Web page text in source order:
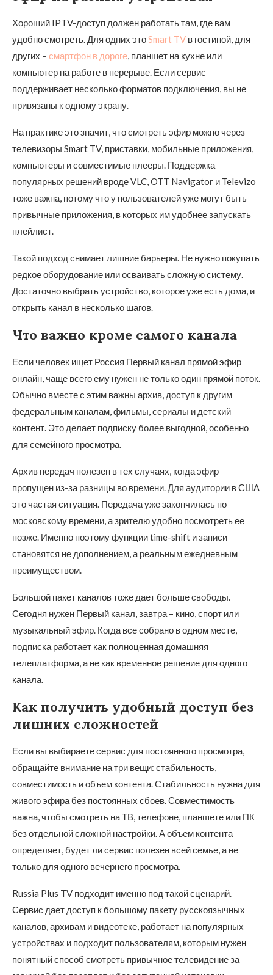
Хороший IPTV-доступ должен работать там, где вам
удобно смотреть. Для одних этоSmart TV в гостиной, для
других – смартфон в дороге, планшет на кухне или
компьютер на работе в перерыве. Если сервис
поддерживает несколько форматов подключения, вы не
привязаны к одному экрану.
На практике это значит, что смотреть эфир можно через
телевизоры Smart TV, приставки, мобильные приложения,
компьютеры и совместимые плееры. Поддержка
популярных решений вроде VLC, OTT Navigator и Televizo
тоже важна, потому что у пользователей уже могут быть
привычные приложения, в которых им удобнее запускать
плейлист.
Такой подход снимает лишние барьеры. Не нужно покупать
редкое оборудование или осваивать сложную систему.
Достаточно выбрать устройство, которое уже есть дома, и
открыть канал в несколько шагов.
Что важно кроме самого канала
Если человек ищет Россия Первый канал прямой эфир
онлайн, чаще всего ему нужен не только один прямой поток.
Обычно вместе с этим важны архив, доступ к другим
федеральным каналам, фильмы, сериалы и детский
контент. Это делает подписку более выгодной, особенно
для семейного просмотра.
Архив передач полезен в тех случаях, когда эфир
пропущен из-за разницы во времени. Для аудитории в США
это частая ситуация. Передача уже закончилась по
московскому времени, а зрителю удобно посмотреть ее
позже. Именно поэтому функции time-shift и записи
становятся не дополнением, а реальным ежедневным
преимуществом.
Большой пакет каналов тоже дает больше свободы.
Сегодня нужен Первый канал, завтра – кино, спорт или
музыкальный эфир. Когда все собрано в одном месте,
подписка работает как полноценная домашняя
телеплатформа, а не как временное решение для одного
канала.
Как получить удобный доступ без
лишних сложностей
Если вы выбираете сервис для постоянного просмотра,
обращайте внимание на три вещи: стабильность,
совместимость и объем контента. Стабильность нужна для
живого эфира без постоянных сбоев. Совместимость
важна, чтобы смотреть на ТВ, телефоне, планшете или ПК
без отдельной сложной настройки. А объем контента
определяет, будет ли сервис полезен всей семье, а не
только для одного вечернего просмотра.
Russia Plus TV подходит именно под такой сценарий.
Сервис дает доступ к большому пакету русскоязычных
каналов, архивам и видеотеке, работает на популярных
устройствах и подходит пользователям, которым нужен
понятный способ смотреть привычное телевидение за